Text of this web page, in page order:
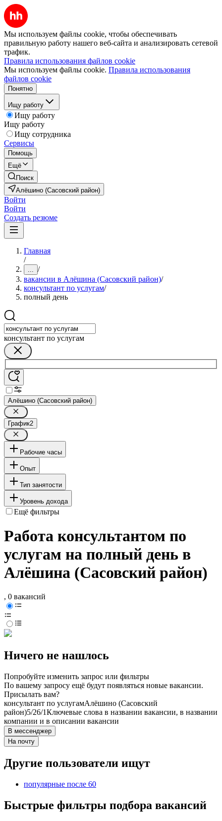
Мы используем файлы cookie, чтобы обеспечивать
правильную работу нашего веб-сайта и анализировать сетевой
трафик.
Правила использования файлов cookie
Мы используем файлы cookie. Правила использования
файлов cookie
Понятно
Ищу работу
Ищу работу
Ищу работу
Ищу сотрудника
Сервисы
Помощь
Ещё
Поиск
Алёшино (Сасовский район)
Войти
Войти
Создать резюме
Главная
/
... /
вакансии в Алёшина (Сасовский район)/
консультант по услугам/
полный день
консультант по услугам
Алёшино (Сасовский район)
График2
Рабочие часы
Опыт
Тип занятости
Уровень дохода
Ещё фильтры
Работа консультантом по
услугам на полный день в
Алёшина (Сасовский район)
, 0 вакансий
Ничего не нашлось
Попробуйте изменить запрос или фильтры
По вашему запросу ещё будут появляться новые вакансии.
Присылать вам?
консультант по услугамАлёшино (Сасовский
район)5/26/1Ключевые слова в названии вакансии, в названии
компании и в описании вакансии
В мессенджер
На почту
Другие пользователи ищут
популярные после 60
Быстрые фильтры подбора вакансий